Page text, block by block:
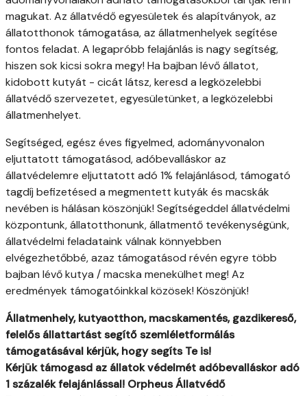
magukat. Az állatvédő egyesületek és alapítványok, az
állatotthonok támogatása, az állatmenhelyek segítése
fontos feladat. A legapróbb felajánlás is nagy segítség,
hiszen sok kicsi sokra megy! Ha bajban lévő állatot,
kidobott kutyát - cicát látsz, keresd a legközelebbi
állatvédő szervezetet, egyesületünket, a legközelebbi
állatmenhelyet.
Segítséged, egész éves figyelmed, adományvonalon
eljuttatott támogatásod, adóbevalláskor az
állatvédelemre eljuttatott adó 1% felajánlásod, támogató
tagdíj befizetésed a megmentett kutyák és macskák
nevében is hálásan köszönjük! Segítségeddel állatvédelmi
központunk, állatotthonunk, állatmentő tevékenységünk,
állatvédelmi feladataink válnak könnyebben
elvégezhetőbbé, azaz támogatásod révén egyre több
bajban lévő kutya / macska menekülhet meg! Az
eredmények támogatóinkkal közösek! Köszönjük!
Állatmenhely, kutyaotthon, macskamentés, gazdikereső,
felelős állattartást segítő szemléletformálás
támogatásával kérjük, hogy segíts Te is!
Kérjük támogasd az állatok védelmét adóbevalláskor adó
1 százalékfelajánlással! Orpheus Állatvédő